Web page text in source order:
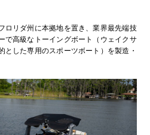
ロリダ州に本拠地を置き、業界最先端技
で高級なトーイングボート（ウェイクサ
とした専用のスポーツボート）を製造・